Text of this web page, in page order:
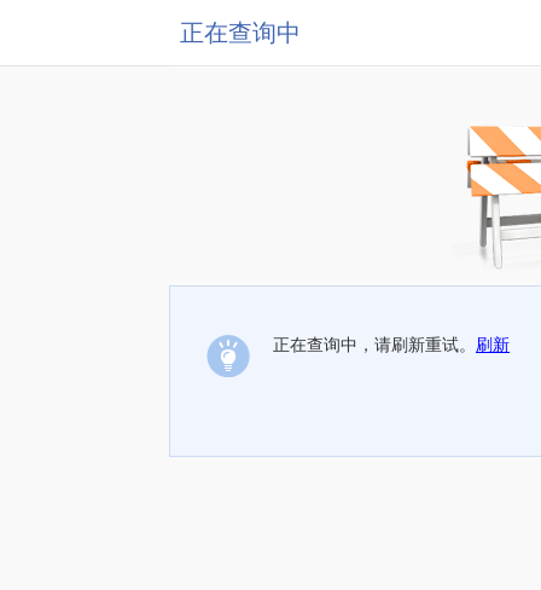
正在查询中
正在查询中，请刷新重试。 刷新